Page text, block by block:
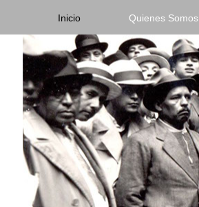
Inicio Quienes Somos